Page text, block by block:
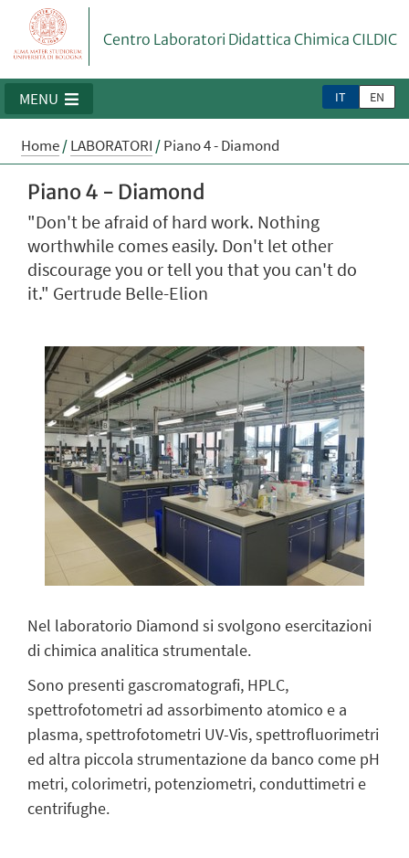
Centro Laboratori Didattica Chimica CILDIC
IT EN
MENU
Home/LABORATORI /Piano 4 - Diamond
Piano 4 - Diamond
"Don't be afraid of hard work. Nothing
worthwhile comes easily. Don't let other
discourage you or tell you that you can't do
it." Gertrude Belle-Elion
Nel laboratorio Diamond si svolgono esercitazioni
di chimica analitica strumentale.
Sono presenti gascromatografi, HPLC,
spettrofotometri ad assorbimento atomico e a
plasma, spettrofotometri UV-Vis, spettrofluorimetri
ed altra piccola strumentazione da banco come pH
metri, colorimetri, potenziometri, conduttimetri e
centrifughe.